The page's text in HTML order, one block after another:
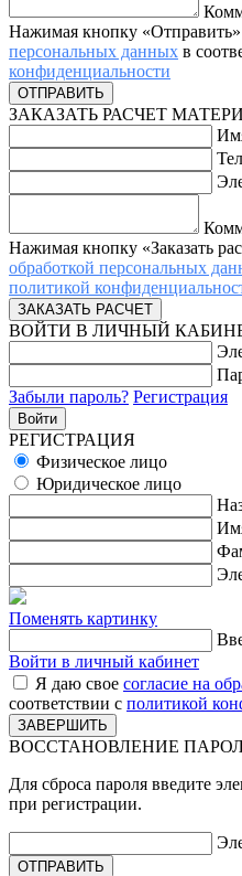
Нажимая кнопку
персональных данных в
конфиденциальности
ЗАКАЗАТЬ РАСЧЕТ
Нажимая кнопку «Заказать
обработкой персональных
политикой
ВОЙТИ В ЛИЧНЫЙ
Забыли пароль? Регистрация
РЕГИСТРАЦИЯ
Физическое лицо
Юридическое лицо
Поменять картинку
Войти в личный кабинет
Я даю свое согласие на
соответствии с политикой
ВОССТАНОВЛЕНИЕ
Для сброса пароля введите
при регистрации.